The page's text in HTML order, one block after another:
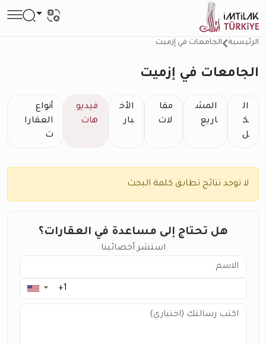
الرئيسية الجامعات في إزميت
الجامعات في إزميت
ال
ك
ل
المش
اريع
مقا
لات
الأخ
بار
فيديو
هات
أنواع
العقارا
ت
لا توجد نتائج تطابق كلمة البحث
هل تحتاج إلى مساعدة في العقارات؟
استشر أخصائينا
▼